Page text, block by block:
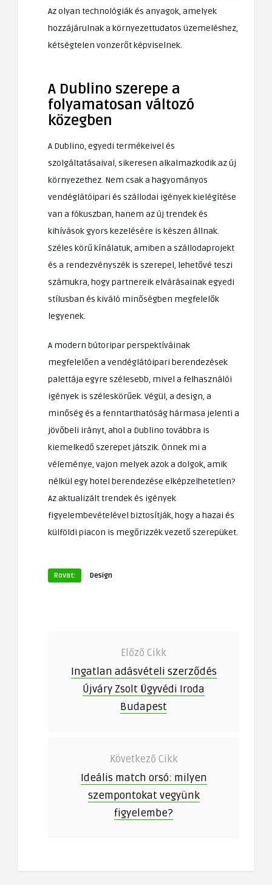
Az olyan technológiák és anyagok, amelyek
hozzájárulnak a környezettudatos üzemeléshez,
kétségtelen vonzerőt képviselnek.
A Dublino szerepe a
folyamatosan változó
közegben
A Dublino, egyedi termékeivel és
szolgáltatásaival, sikeresen alkalmazkodik az új
környezethez. Nem csak a hagyományos
vendéglátóipari és szállodai igények kielégítése
van a fókuszban, hanem az új trendek és
kihívások gyors kezelésére is készen állnak.
Széles körű kínálatuk, amiben a szállodaprojekt
és a rendezvényszék is szerepel, lehetővé teszi
számukra, hogy partnereik elvárásainak egyedi
stílusban és kiváló minőségben megfelelők
legyenek.
A modern bútoripar perspektíváinak
megfelelően a vendéglátóipari berendezések
palettája egyre szélesebb, mivel a felhasználói
igények is széleskörűek. Végül, a design, a
minőség és a fenntarthatóság hármasa jelenti a
jövőbeli irányt, ahol a Dublino továbbra is
kiemelkedő szerepet játszik. Önnek mi a
véleménye, vajon melyek azok a dolgok, amik
nélkül egy hotel berendezése elképzelhetetlen?
Az aktualizált trendek és igények
figyelembevételével biztosítják, hogy a hazai és
külföldi piacon is megőrizzék vezető szerepüket.
Rovat: Design
Előző Cikk
Ingatlan adásvételi szerződés
Újváry Zsolt Ügyvédi Iroda
Budapest
Következő Cikk
Ideális match orsó: milyen
szempontokat vegyünk
figyelembe?